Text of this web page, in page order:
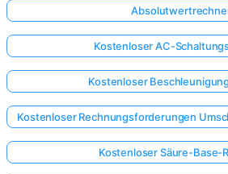
Kostenloser AC-
Kostenloser
Kostenloser Rechnungsforderungen
Kostenloser Säure-Base-